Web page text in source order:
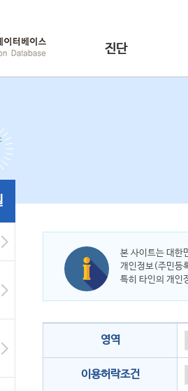
진단
본 사이트는 대한
개인정보(주민등
특히 타인의 개인
영역
이용허락조건